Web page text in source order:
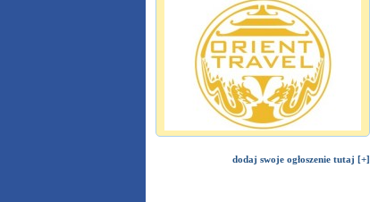
dodaj swoje ogłoszenie tutaj [+]